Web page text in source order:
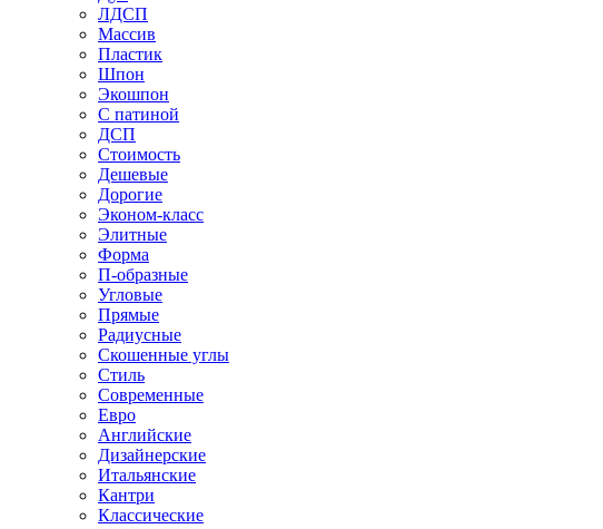
ЛДСП
Массив
Пластик
Шпон
Экошпон
С патиной
ДСП
Стоимость
Дешевые
Дорогие
Эконом-класс
Элитные
Форма
П-образные
Угловые
Прямые
Радиусные
Скошенные углы
Стиль
Современные
Евро
Английские
Дизайнерские
Итальянские
Кантри
Классические